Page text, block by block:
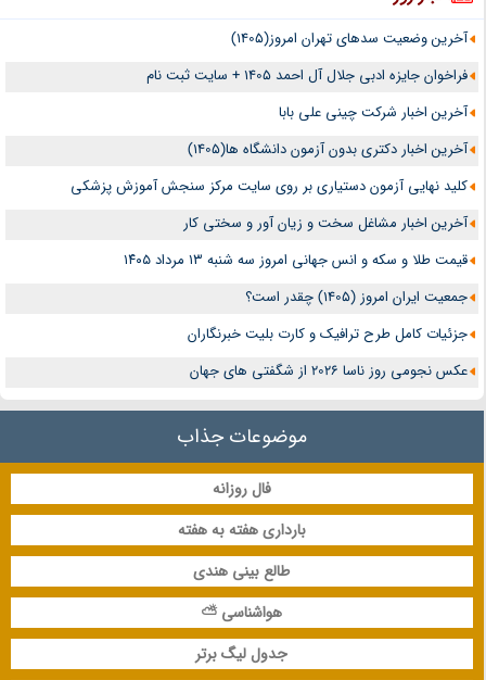
آخرین وضعیت سدهای تهران امروز(1405)
فراخوان جایزه ادبی جلال آل احمد 1405 + سایت ثبت نام
آخرین اخبار شرکت چینی علی بابا
آخرین اخبار دکتری بدون آزمون دانشگاه ها(1405)
کلید نهایی آزمون دستیاری بر روی سایت مرکز سنجش آموزش پزشکی
آخرین اخبار مشاغل سخت و زیان آور و سختی کار
قیمت طلا و سکه و انس جهانی امروز سه شنبه ۱۳ مرداد ۱۴۰۵
جمعیت ایران امروز (1405) چقدر است؟
جزئیات کامل طرح ترافیک و کارت بلیت خبرنگاران
عکس نجومی روز ناسا 2026 از شگفتی های جهان
موضوعات جذاب
فال روزانه
بارداری هفته به هفته
طالع بینی هندی
هواشناسی ⛅
جدول لیگ برتر